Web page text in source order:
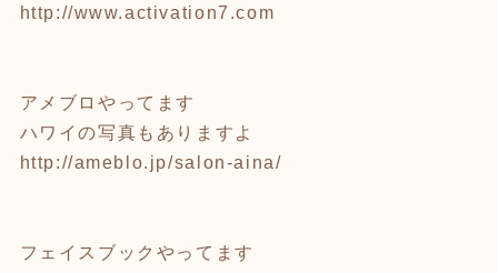
http://www.activation7.com
アメブロやってます
ハワイの写真もありますよ
http://ameblo.jp/salon-aina/
フェイスブックやってます